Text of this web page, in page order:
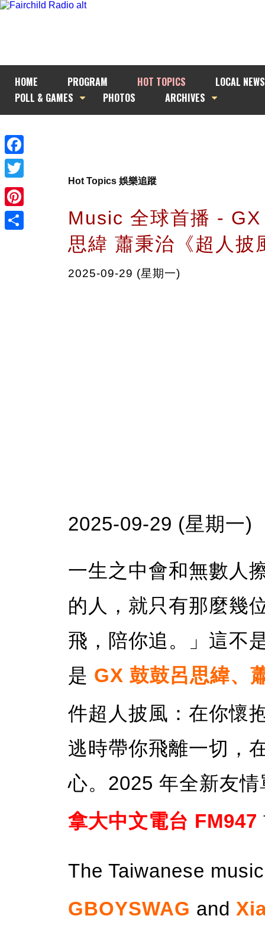
HOME PROGRAM HOT TOPICS
LOCAL NEWS
POLL & GAMES
PHOTOS ARCHIVES
Facebook
Twitter
Pinterest
Hot Topics 娛樂追蹤
Music 全球首播 -
思緯 蕭秉治《超人披
2025-09-29 (星期一)
2025-09-29 (星期一)
一生之中會和無數人
的人，就只有那麼幾
飛，陪你追。」這不
是 GX 鼓鼓呂思緯、
件超人披風：在你懷
逃時帶你飛離一切，
心。2025 年全新友情
拿大中文電台 FM947
The Taiwanese
GBOYSWAG and